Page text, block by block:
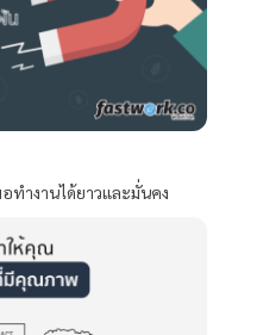
ำงานได้ยาวและมั่นคง